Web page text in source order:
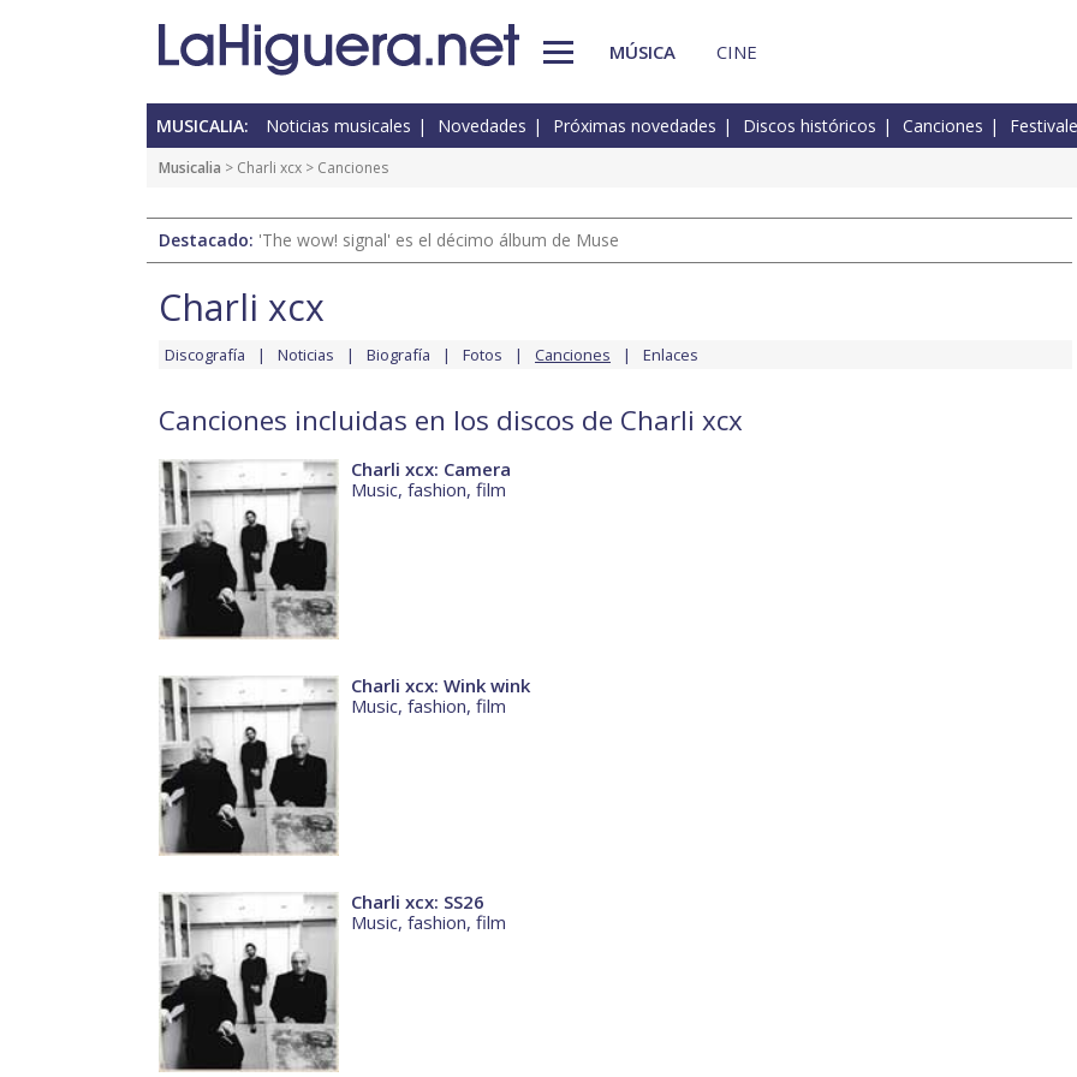
MÚSICA CINE
MUSICALIA: Noticias musicales Novedades Próximas novedades Discos históricos Canciones
Musicalia > Charli xcx > Canciones
Destacado: 'The wow! signal' es el décimo álbum de Muse
Charli xcx
Discografía Noticias Biografía Fotos Canciones Enlaces
Canciones incluidas en los discos de Charli xcx
Charli xcx: Camera
Music, fashion, film
Charli xcx: Wink wink
Music, fashion, film
Charli xcx: SS26
Music, fashion, film